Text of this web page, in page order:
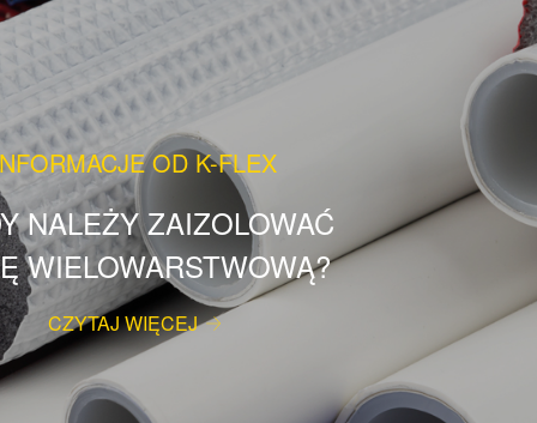
OD K-FLEX
NALEŻY ZAIZOLOWAĆ
WIELOWARSTWOWĄ?
CZYTAJ WIĘCEJ